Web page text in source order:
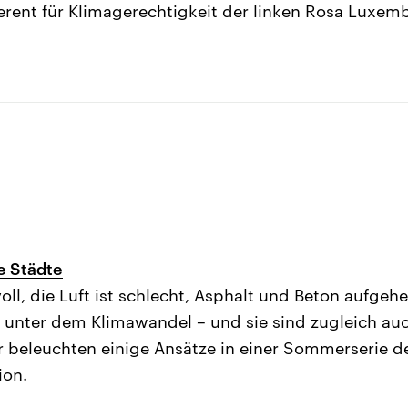
für Klimagerechtigkeit der linken Rosa
Städte
die Luft ist schlecht, Asphalt und Beton
dem Klimawandel – und sie sind zugleich
einige Ansätze in einer Sommerserie